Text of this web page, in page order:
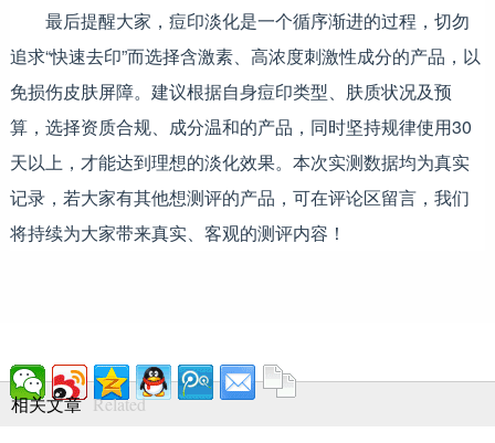
最后提醒大家，痘印淡化是一个循序渐进的过程，切勿
追求“快速去印”而选择含激素、高浓度刺激性成分的产品，以
免损伤皮肤屏障。建议根据自身痘印类型、肤质状况及预
算，选择资质合规、成分温和的产品，同时坚持规律使用30
天以上，才能达到理想的淡化效果。本次实测数据均为真实
记录，若大家有其他想测评的产品，可在评论区留言，我们
将持续为大家带来真实、客观的测评内容！
相关文章 Related